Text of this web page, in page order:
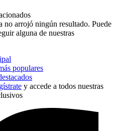
no arrojó ningún resultado. Puede
alguna de nuestras
populares
y accede a todos nuestras